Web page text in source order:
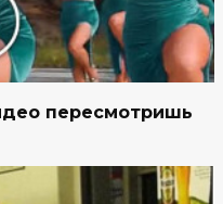
пересмотришь